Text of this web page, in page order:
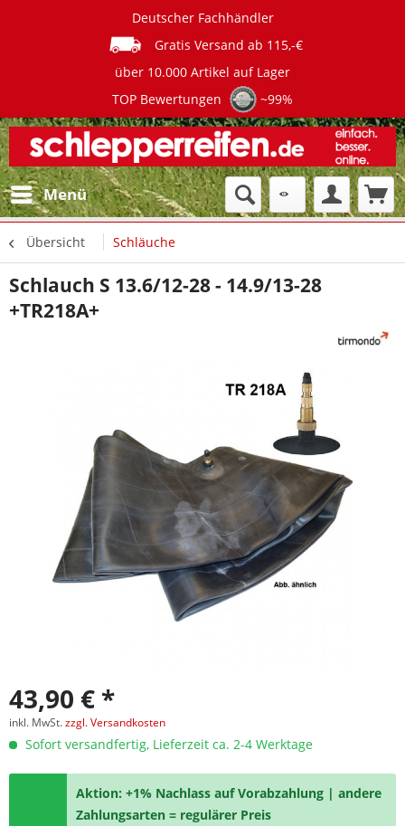
Deutscher Fachhändler
Gratis Versand ab 115,-€
über 10.000 Artikel auf Lager
TOP Bewertungen
~99%
Menü
Übersicht Schläuche
Schlauch S 13.6/12-28 - 14.9/13-28
+TR218A+
43,90 € *
inkl. MwSt.zzgl. Versandkosten
Sofort versandfertig, Lieferzeit ca. 2-4 Werktage
Aktion: +1% Nachlass auf Vorabzahlung | andere
Zahlungsarten = regulärer Preis